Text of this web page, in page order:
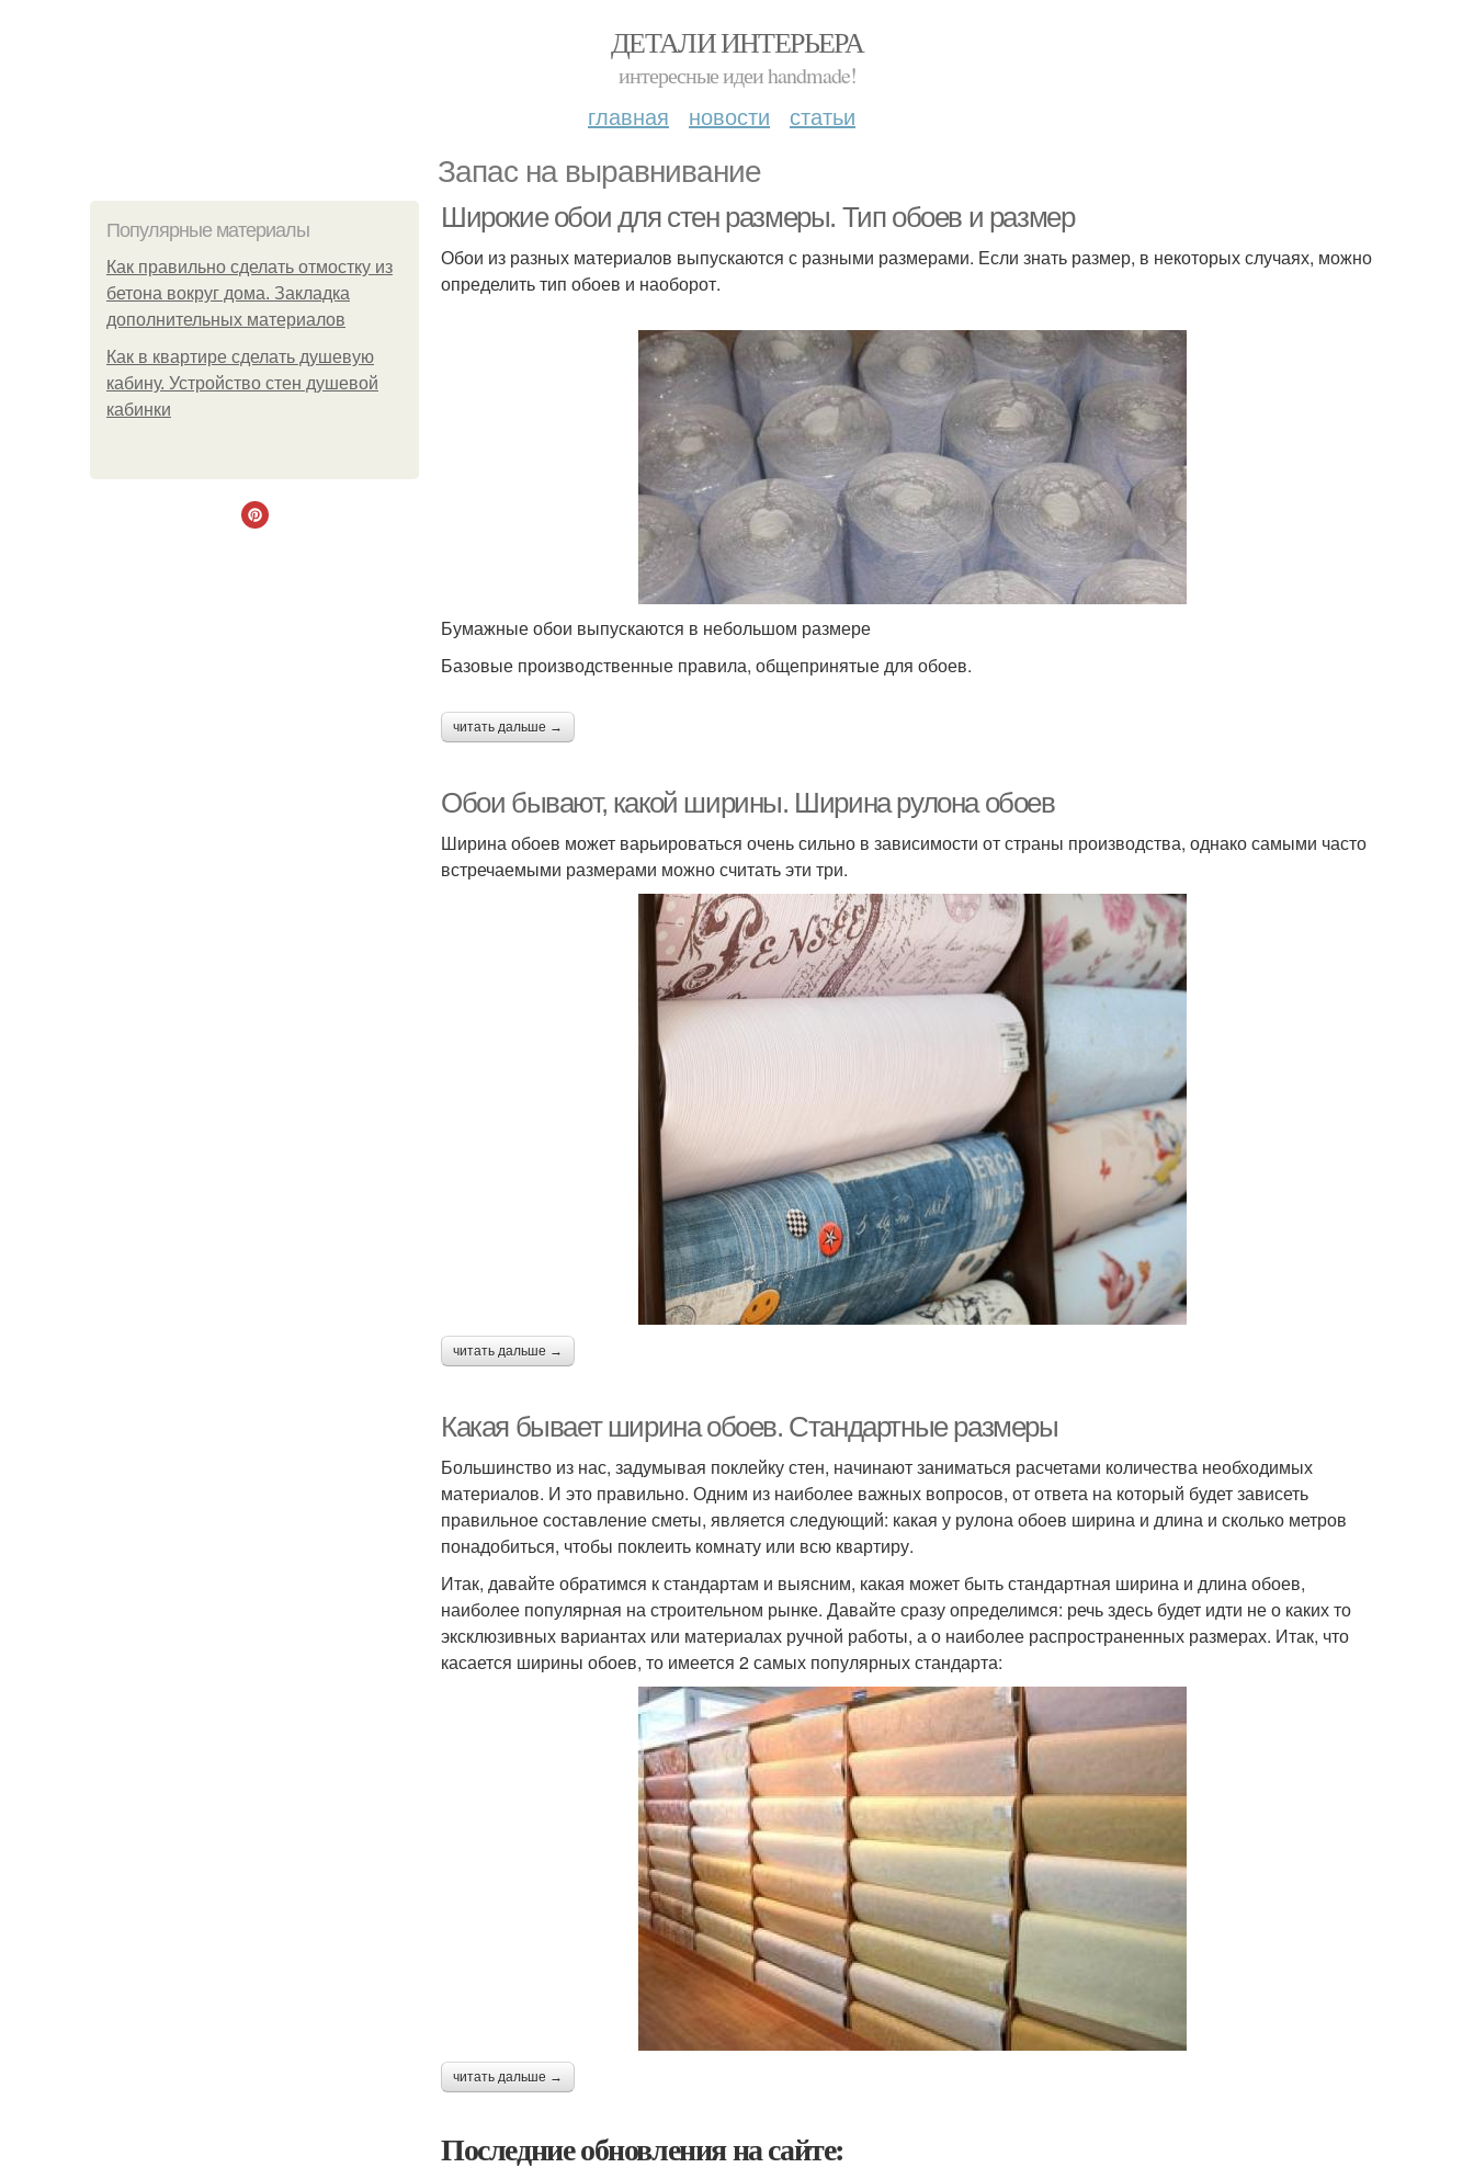
ДЕТАЛИ ИНТЕРЬЕРА
интересные идеи handmade!
главная новости статьи
Запас на выравнивание
Популярные материалы
Как правильно сделать отмостку из
бетона вокруг дома. Закладка
дополнительных материалов
Как в квартире сделать душевую
кабину. Устройство стен душевой
кабинки
Широкие обои для стен размеры. Тип обоев и размер
Обои из разных материалов выпускаются с разными размерами. Если знать размер, в некоторых случаях, можно
определить тип обоев и наоборот.
Бумажные обои выпускаются в небольшом размере
Базовые производственные правила, общепринятые для обоев.
читать дальше →
Обои бывают, какой ширины. Ширина рулона обоев
Ширина обоев может варьироваться очень сильно в зависимости от страны производства, однако самыми часто
встречаемыми размерами можно считать эти три.
читать дальше →
Какая бывает ширина обоев. Стандартные размеры
Большинство из нас, задумывая поклейку стен, начинают заниматься расчетами количества необходимых
материалов. И это правильно. Одним из наиболее важных вопросов, от ответа на который будет зависеть
правильное составление сметы, является следующий: какая у рулона обоев ширина и длина и сколько метров
понадобиться, чтобы поклеить комнату или всю квартиру.
Итак, давайте обратимся к стандартам и выясним, какая может быть стандартная ширина и длина обоев,
наиболее популярная на строительном рынке. Давайте сразу определимся: речь здесь будет идти не о каких то
эксклюзивных вариантах или материалах ручной работы, а о наиболее распространенных размерах. Итак, что
касается ширины обоев, то имеется 2 самых популярных стандарта:
читать дальше →
Последние обновления на сайте: